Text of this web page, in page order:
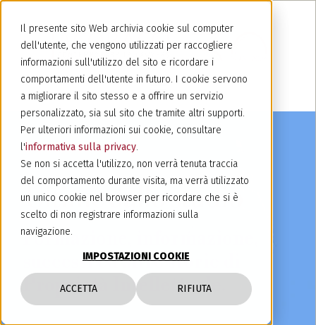
Il presente sito Web archivia cookie sul computer
dell'utente, che vengono utilizzati per raccogliere
informazioni sull'utilizzo del sito e ricordare i
comportamenti dell'utente in futuro. I cookie servono
a migliorare il sito stesso e a offrire un servizio
personalizzato, sia sul sito che tramite altri supporti.
Per ulteriori informazioni sui cookie, consultare
l'informativa sulla privacy.
Se non si accetta l'utilizzo, non verrà tenuta traccia
del comportamento durante visita, ma verrà utilizzato
un unico cookie nel browser per ricordare che si è
scelto di non registrare informazioni sulla
navigazione.
IMPOSTAZIONI COOKIE
ACCETTA RIFIUTA
Ultime dallo studio
Formazione, informazione,
successi ed altre storie di
Proprietà Intellettuale.